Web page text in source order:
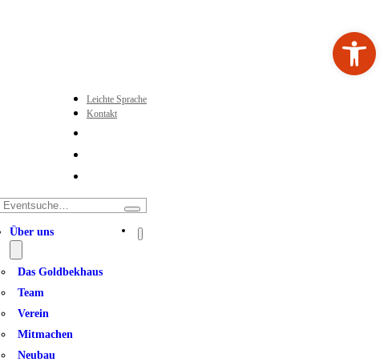
Leichte Sprache
Kontakt
Über uns
Das Goldbekhaus
Team
Verein
Mitmachen
Neubau